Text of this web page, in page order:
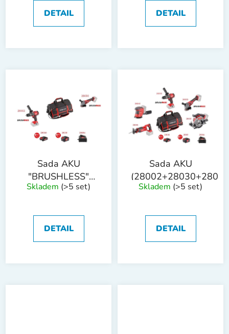
DETAIL DETAIL
Sada AKU
"BRUSHLESS"
2+3
Skladem (>5 set)
DETAIL
Sada AKU
Skladem (>5 set)
DETAIL